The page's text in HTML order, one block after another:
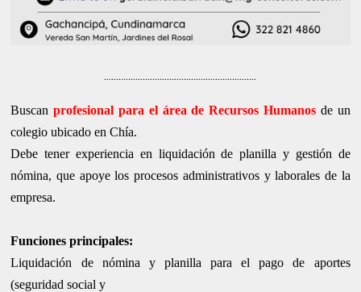
...............................................................
Buscanprofesional para el área de Recursos Humanosde un
colegio ubicado en Chía.
Debe tener experiencia en liquidación de planilla y gestión de
nómina, que apoye los procesos administrativos y laborales de la
empresa.
Funciones principales:
Liquidación de nómina y planilla para el pago de aportes
(seguridad social y